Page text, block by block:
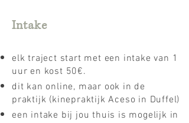
Intake
elk traject start met een intake van 1
uur en kost 50€.
dit kan online, maar ook in de
praktijk (kinepraktijk Aceso in Duffel)
een intake bij jou thuis is mogelijk in